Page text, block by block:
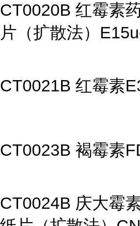
CT0020B 红霉素
片（扩散法）
CT0021B 红霉素
CT0023B 褐霉素
CT0024B 庆大霉